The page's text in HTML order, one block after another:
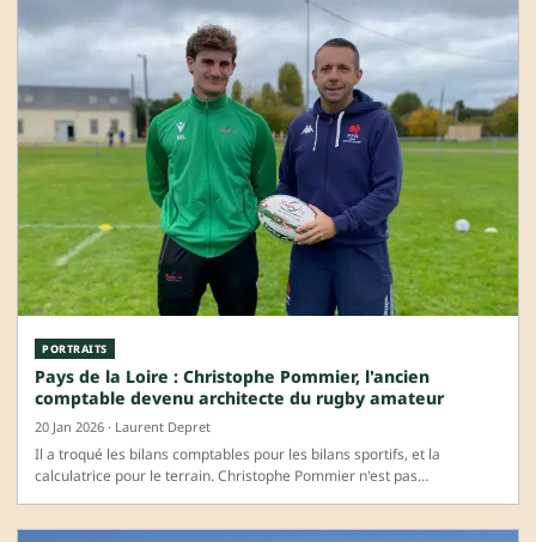
PORTRAITS
Pays de la Loire : Christophe Pommier, l'ancien
comptable devenu architecte du rugby amateur
20 Jan 2026 · Laurent Depret
Il a troqué les bilans comptables pour les bilans sportifs, et la
calculatrice pour le terrain. Christophe Pommier n'est pas…